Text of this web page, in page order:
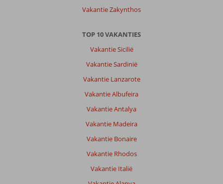
Vakantie Zakynthos
TOP 10 VAKANTIES
Vakantie Sicilië
Vakantie Sardinië
Vakantie Lanzarote
Vakantie Albufeira
Vakantie Antalya
Vakantie Madeira
Vakantie Bonaire
Vakantie Rhodos
Vakantie Italië